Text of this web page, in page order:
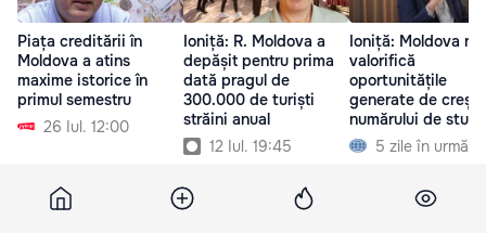
Piața creditării în
Moldova a atins
maxime istorice în
primul semestru
26 Iul. 12:00
Ioniță: R. Moldova a
depășit pentru prima
dată pragul de
300.000 de turiști
străini anual
12 Iul. 19:45
Ioniță: Moldova nu
valorifică
oportunitățile
generate de
numărului de
străini5 zile în urmă